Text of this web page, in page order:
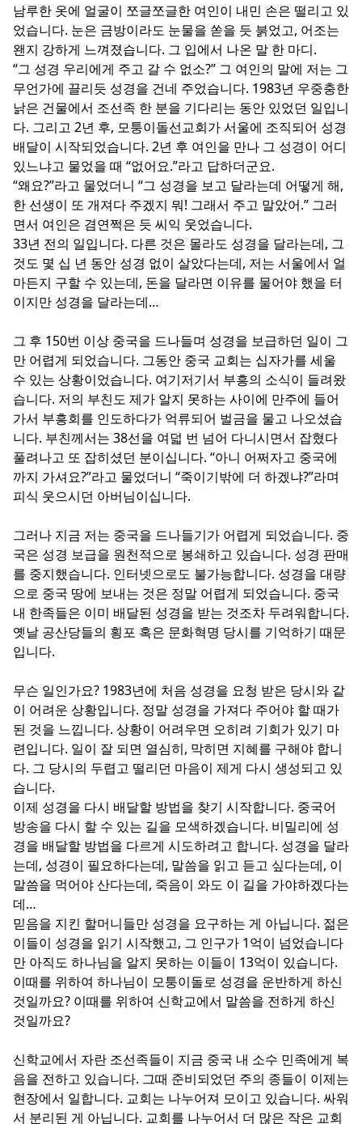
남루한 옷에 얼굴이 쪼글쪼글한 여인이 내민 손은 떨리고 있
었습니다. 눈은 금방이라도 눈물을 쏟을 듯 붉었고, 어조는
왠지 강하게 느껴졌습니다. 그 입에서 나온 말 한 마디.
“그 성경 우리에게 주고 갈 수 없소?” 그 여인의 말에 저는 그
무언가에 끌리듯 성경을 건네 주었습니다. 1983년 우중충한
낡은 건물에서 조선족 한 분을 기다리는 동안 있었던 일입니
다. 그리고 2년 후, 모퉁이돌선교회가 서울에 조직되어 성경
배달이 시작되었습니다. 2년 후 여인을 만나 그 성경이 어디
있느냐고 물었을 때 “없어요.”라고 답하더군요.
“왜요?”라고 물었더니 “그 성경을 보고 달라는데 어떻게 해,
한 선생이 또 개져다 주겠지 뭐! 그래서 주고 말았어.” 그러
면서 여인은 겸연쩍은 듯 씨익 웃었습니다.
33년 전의 일입니다. 다른 것은 몰라도 성경을 달라는데, 그
것도 몇 십 년 동안 성경 없이 살았다는데, 저는 서울에서 얼
마든지 구할 수 있는데, 돈을 달라면 이유를 물어야 했을 터
이지만 성경을 달라는데…
그 후 150번 이상 중국을 드나들며 성경을 보급하던 일이 그
만 어렵게 되었습니다. 그동안 중국 교회는 십자가를 세울
수 있는 상황이었습니다. 여기저기서 부흥의 소식이 들려왔
습니다. 저의 부친도 제가 알지 못하는 사이에 만주에 들어
가서 부흥회를 인도하다가 억류되어 벌금을 물고 나오셨습
니다. 부친께서는 38선을 여덟 번 넘어 다니시면서 잡혔다
풀려나고 또 잡히셨던 분이십니다. “아니 어쩌자고 중국에
까지 가셔요?”라고 물었더니 “죽이기밖에 더 하겠냐?”라며
피식 웃으시던 아버님이십니다.
그러나 지금 저는 중국을 드나들기가 어렵게 되었습니다. 중
국은 성경 보급을 원천적으로 봉쇄하고 있습니다. 성경 판매
를 중지했습니다. 인터넷으로도 불가능합니다. 성경을 대량
으로 중국 땅에 보내는 것은 정말 어렵게 되었습니다. 중국
내 한족들은 이미 배달된 성경을 받는 것조차 두려워합니다.
옛날 공산당들의 횡포 혹은 문화혁명 당시를 기억하기 때문
입니다.
무슨 일인가요? 1983년에 처음 성경을 요청 받은 당시와 같
이 어려운 상황입니다. 정말 성경을 가져다 주어야 할 때가
된 것을 느낍니다. 상황이 어려우면 오히려 기회가 있기 마
련입니다. 일이 잘 되면 열심히, 막히면 지혜를 구해야 합니
다. 그 당시의 두렵고 떨리던 마음이 제게 다시 생성되고 있
습니다.
이제 성경을 다시 배달할 방법을 찾기 시작합니다. 중국어
방송을 다시 할 수 있는 길을 모색하겠습니다. 비밀리에 성
경을 배달할 방법을 다르게 시도하려고 합니다. 성경을 달라
는데, 성경이 필요하다는데, 말씀을 읽고 듣고 싶다는데, 이
말씀을 먹어야 산다는데, 죽음이 와도 이 길을 가야하겠다는
데…
믿음을 지킨 할머니들만 성경을 요구하는 게 아닙니다. 젊은
이들이 성경을 읽기 시작했고, 그 인구가 1억이 넘었습니다
만 아직도 하나님을 알지 못하는 이들이 13억이 있습니다.
이때를 위하여 하나님이 모퉁이돌로 성경을 운반하게 하신
것일까요? 이때를 위하여 신학교에서 말씀을 전하게 하신
것일까요?
신학교에서 자란 조선족들이 지금 중국 내 소수 민족에게 복
음을 전하고 있습니다. 그때 준비되었던 주의 종들이 이제는
현장에서 일합니다. 교회는 나누어져 모이고 있습니다. 싸워
서 분리된 게 아닙니다. 교회를 나누어서 더 많은 작은 교회